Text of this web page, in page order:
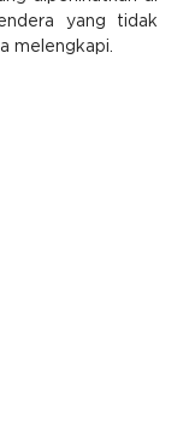
yang tidak
melengkapi.